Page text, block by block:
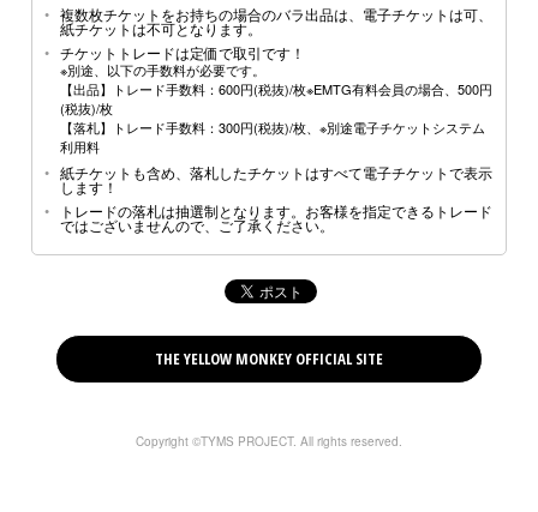
複数枚チケットをお持ちの場合のバラ出品は、電子チケットは可、
紙チケットは不可となります。
チケットトレードは定価で取引です！
※別途、以下の手数料が必要です。
【出品】トレード手数料：600円(税抜)/枚※EMTG有料会員の場合、500円
(税抜)/枚
【落札】トレード手数料：300円(税抜)/枚、※別途電子チケットシステム
利用料
紙チケットも含め、落札したチケットはすべて電子チケットで表示
します！
トレードの落札は抽選制となります。お客様を指定できるトレード
ではございませんので、ご了承ください。
THE YELLOW MONKEY OFFICIAL SITE
Copyright ©TYMS PROJECT. All rights reserved.